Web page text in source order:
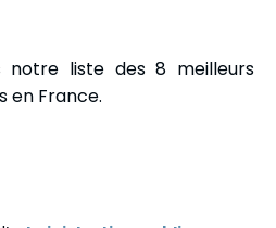
notre liste des 8 meilleurs
en France.